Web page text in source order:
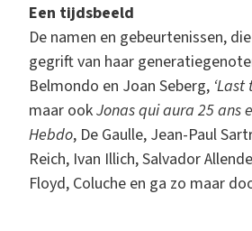
Een tijdsbeeld
De namen en gebeurtenissen,
gegrift van haar
Belmondo en Joan Seberg,
maar ookJonas qui aura 25 ans
Hebdo, De Gaulle, Jean-Paul
Reich, Ivan Illich, Salvador
Floyd, Coluche en ga zo maar